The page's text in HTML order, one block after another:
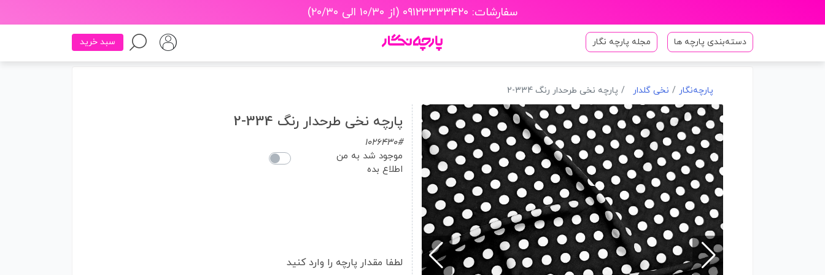
سفارشات: ۰۹۱۲۳۳۳۳۴۲۰ (از ۱۰/۳۰ الی ۲۰/۳۰)
دسته‌بندی پارچه ها مجله پارچه نگار سبد خرید
پارچه‌نگار نخی گلدار پارچه نخی طرحدار رنگ 334-2
پارچه نخی طرحدار رنگ 334-2
1026430#
موجود شد به من
اطلاع بده
لطفا مقدار پارچه را وارد کنید